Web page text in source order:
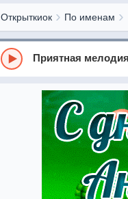
Открыткиок По именам
Приятная